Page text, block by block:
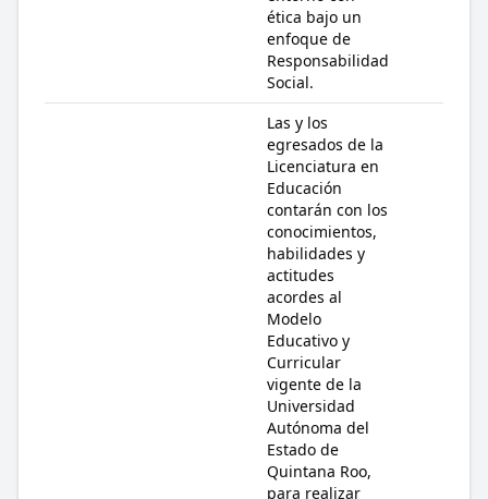
ética bajo un
enfoque de
Responsabilidad
Social.
Las y los
egresados de la
Licenciatura en
Educación
contarán con los
conocimientos,
habilidades y
actitudes
acordes al
Modelo
Educativo y
Curricular
vigente de la
Universidad
Autónoma del
Estado de
Quintana Roo,
para realizar